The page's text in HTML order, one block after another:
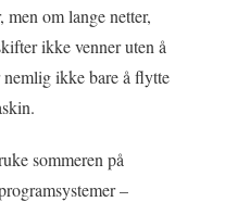
om lange netter,
ikke venner uten å
ikke bare å flytte
sommeren på
–